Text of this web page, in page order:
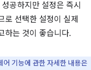
공하지만 설정은 즉시
로 선택한 설정이 실제
하는 것이 좋습니다.
어 기능에 관한 자세한 내용은